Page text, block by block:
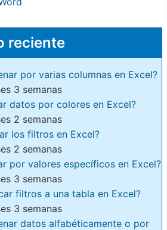
reciente
por varias columnas en Excel?
3 semanas
datos por colores en Excel?
2 semanas
los filtros en Excel?
2 semanas
por valores específicos en Excel?
3 semanas
filtros a una tabla en Excel?
3 semanas
datos alfabéticamente o por